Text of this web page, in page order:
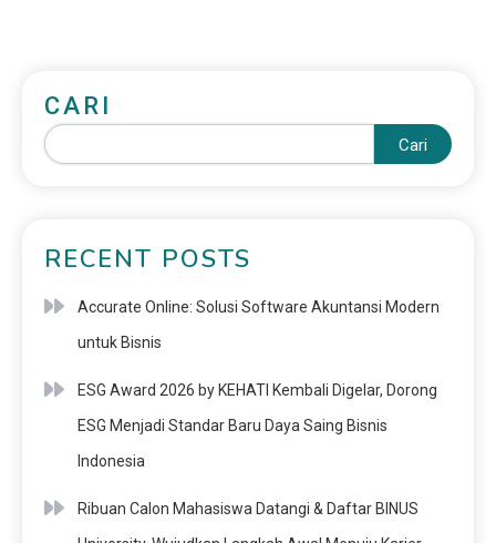
CARI
Cari
RECENT POSTS
Accurate Online: Solusi Software Akuntansi Modern
untuk Bisnis
ESG Award 2026 by KEHATI Kembali Digelar, Dorong
ESG Menjadi Standar Baru Daya Saing Bisnis
Indonesia
Ribuan Calon Mahasiswa Datangi & Daftar BINUS